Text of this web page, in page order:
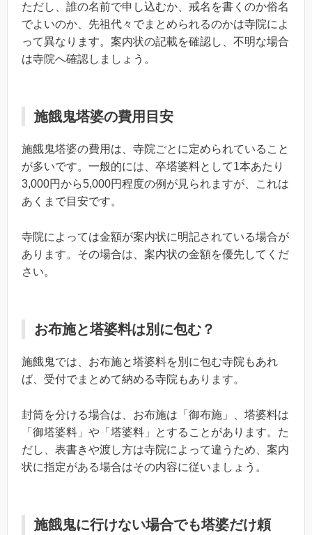
ただし、誰の名前で申し込むか、戒名を書くのか俗名
でよいのか、先祖代々でまとめられるのかは寺院によ
って異なります。案内状の記載を確認し、不明な場合
は寺院へ確認しましょう。
施餓鬼塔婆の費用目安
施餓鬼塔婆の費用は、寺院ごとに定められていること
が多いです。一般的には、卒塔婆料として1本あたり
3,000円から5,000円程度の例が見られますが、これは
あくまで目安です。
寺院によっては金額が案内状に明記されている場合が
あります。その場合は、案内状の金額を優先してくだ
さい。
お布施と塔婆料は別に包む？
施餓鬼では、お布施と塔婆料を別に包む寺院もあれ
ば、受付でまとめて納める寺院もあります。
封筒を分ける場合は、お布施は「御布施」、塔婆料は
「御塔婆料」や「塔婆料」とすることがあります。た
だし、表書きや渡し方は寺院によって違うため、案内
状に指定がある場合はその内容に従いましょう。
施餓鬼に行けない場合でも塔婆だけ頼